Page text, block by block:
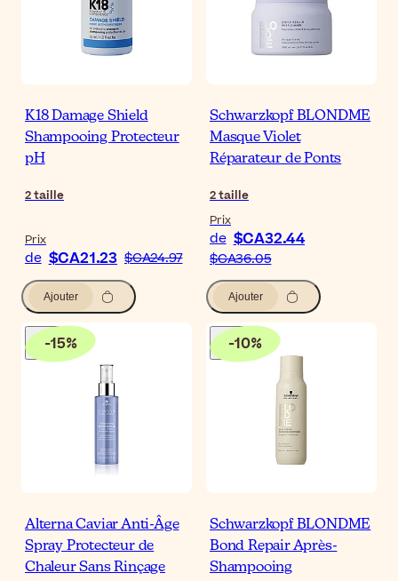
K18 Damage Shield
Shampooing Protecteur
pH
2taille
Prix
de $CA21.23 $CA24.97
Ajouter
Schwarzkopf BLONDME
Masque Violet
Réparateur de Ponts
2taille
Prix
de $CA32.44
$CA36.05
Ajouter
-15%
Alterna Caviar Anti-Âge
Spray Protecteur de
Chaleur Sans Rinçage
-10%
Schwarzkopf BLONDME
Bond Repair Après-
Shampooing